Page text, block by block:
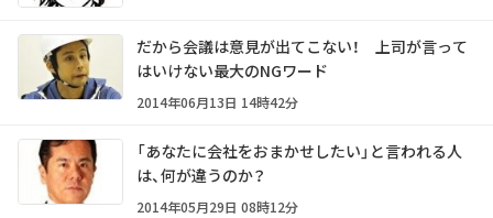
だから会議は意見が出てこない！ 上司が言って
はいけない最大のNGワード
2014年06月13日 14時42分
「あなたに会社をおまかせしたい」と言われる人
は、何が違うのか？
2014年05月29日 08時12分